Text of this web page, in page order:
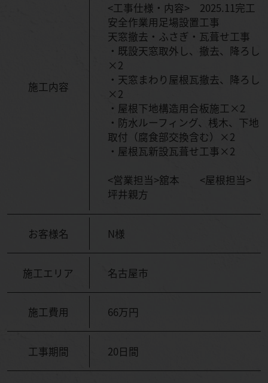
施工内容
<工事仕様・内容> 2025.11完工
安全作業用足場設置工事
天窓撤去・ふさぎ・瓦葺せ工事
・既設天窓取外し、撤去、降ろし
×2
・天窓まわり屋根瓦撤去、降ろし
×2
・屋根下地構造用合板施工×2
・防水ルーフィング、桟木、下地
取付（腐食部交換含む）×2
・屋根瓦新設瓦葺せ工事×2
<営業担当>舘本 <屋根担当>
坪井親方
お客様名 N様
施工エリア 名古屋市
施工費用 66万円
工事期間 20日間